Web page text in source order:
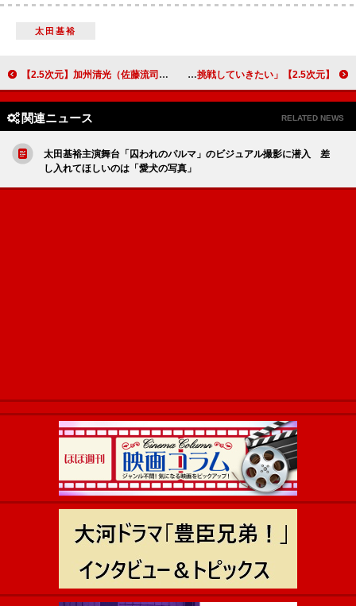
太田基裕
【2.5次元】加州清光（佐藤流司）インタビュー ミュージカル『刀剣乱舞』 加州清光 単騎出陣 アジアツアーを終え日本凱旋公演へ「フルパワーを出し切る」 【2.5次元】エイベックス・エンタテインメント 山浦哲也プロデューサーに聞く舞台制作への思い「何にでも挑戦していきたい」
関連ニュース RELATED NEWS
太田基裕主演舞台「囚われのパルマ」のビジュアル撮影に潜入 差
し入れてほしいのは「愛犬の写真」